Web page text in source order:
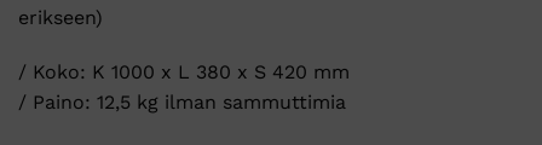
erikseen)
/ Koko: K 1000 x L 380 x S 420 mm
/ Paino: 12,5 kg ilman sammuttimia